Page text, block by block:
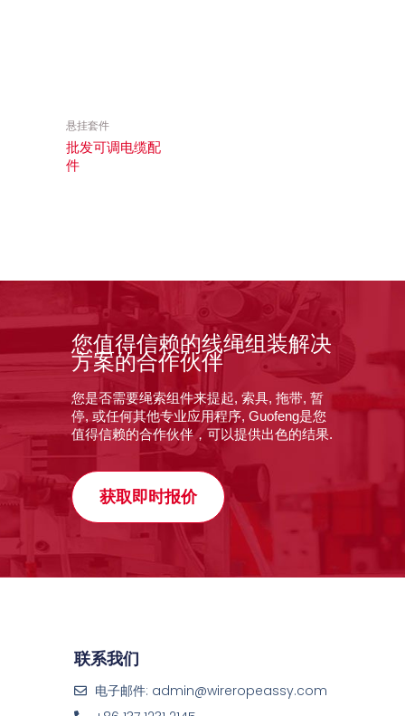
悬挂套件
批发可调电缆配
件
您值得信赖的线绳组装解决
方案的合作伙伴
您是否需要绳索组件来提起, 索具, 拖带, 暂
停, 或任何其他专业应用程序, Guofeng是您
值得信赖的合作伙伴，可以提供出色的结果.
获取即时报价
联系我们
电子邮件: admin@wireropeassy.com